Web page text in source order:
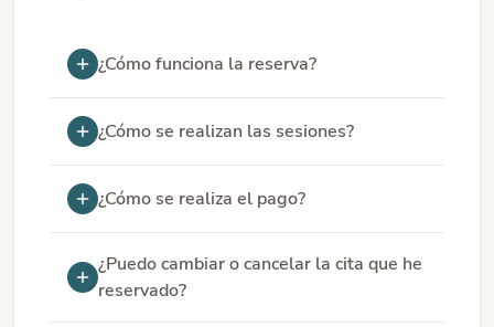
una carta y recibir un mensajito del Tarot para 2026
¿Cómo funciona la reserva?
¿Cómo se realizan las sesiones?
¿Cómo se realiza el pago?
¿Puedo cambiar o cancelar la cita que he
reservado?